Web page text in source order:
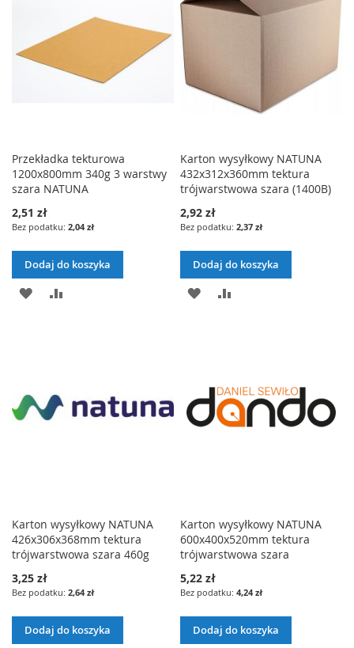
ŻYCZEŃ
Przekładka tekturowa
1200x800mm 340g 3 warstwy
szara NATUNA
2,51 zł
2,04 zł
Dodaj do koszyka
DODAJ
Karton wysyłkowy NATUNA
432x312x360mm tektura
trójwarstwowa szara (1400B)
2,92 zł
2,37 zł
Dodaj do koszyka
DODAJ
Karton wysyłkowy NATUNA
426x306x368mm tektura
trójwarstwowa szara 460g
3,25 zł
2,64 zł
Dodaj do koszyka
Karton wysyłkowy NATUNA
600x400x520mm tektura
trójwarstwowa szara
5,22 zł
4,24 zł
Dodaj do koszyka